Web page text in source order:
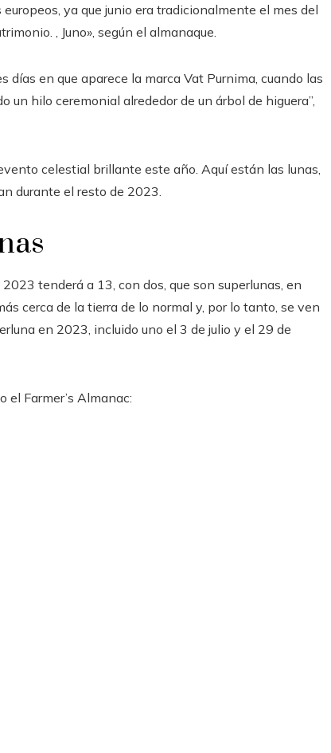
ya que junio era tradicionalmente el mes del
, Juno», según el almanaque.
en que aparece la marca Vat Purnima, cuando las
un hilo ceremonial alrededor de un árbol de higuera”,
celestial brillante este año. Aquí están las lunas,
durante el resto de 2023.
tenderá a 13, con dos, que son superlunas, en
cerca de la tierra de lo normal y, por lo tanto, se ven
en 2023, incluido uno el 3 de julio y el 29 de
el Farmer’s Almanac: